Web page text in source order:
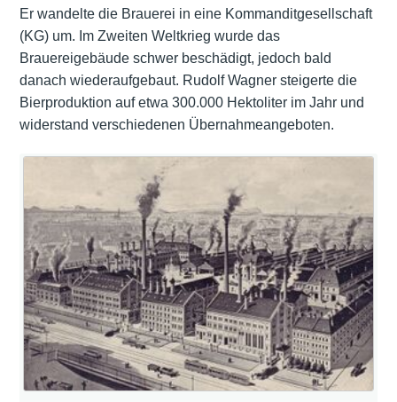
Er wandelte die Brauerei in eine Kommanditgesellschaft
(KG) um. Im Zweiten Weltkrieg wurde das
Brauereigebäude schwer beschädigt, jedoch bald
danach wiederaufgebaut. Rudolf Wagner steigerte die
Bierproduktion auf etwa 300.000 Hektoliter im Jahr und
widerstand verschiedenen Übernahmeangeboten.